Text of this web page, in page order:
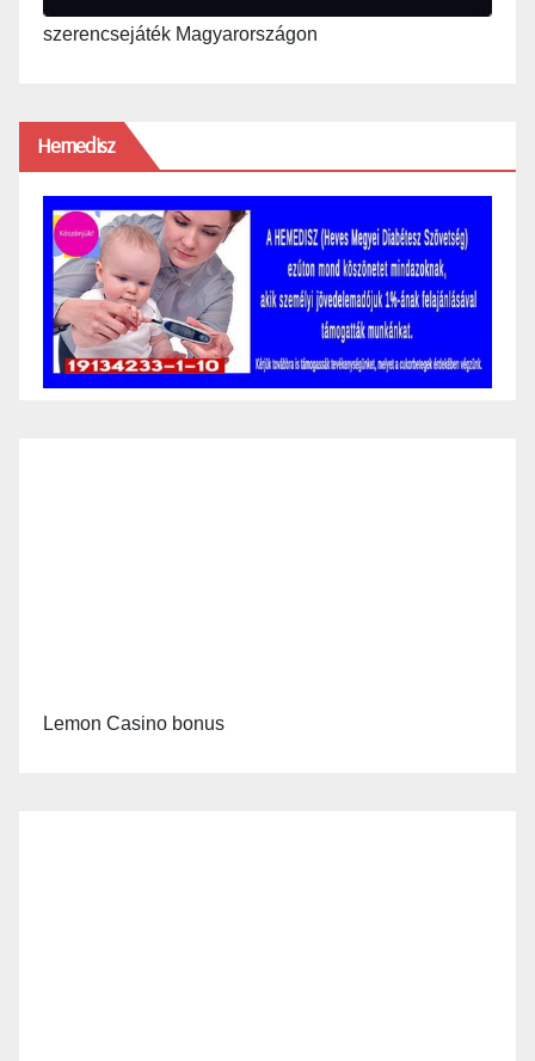
szerencsejáték Magyarországon
Hemedisz
Lemon Casino bonus